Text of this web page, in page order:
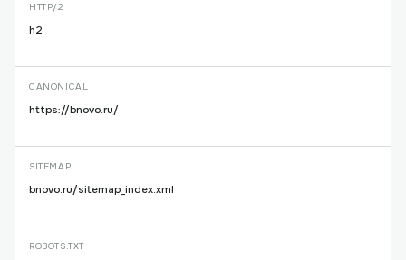
HTTP/2
h2
CANONICAL
https://bnovo.ru/
SITEMAP
bnovo.ru/sitemap_index.xml
ROBOTS.TXT